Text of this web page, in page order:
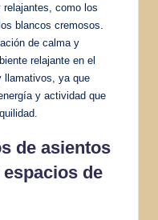
como los
blancos cremosos.
de calma y
relajante en el
llamativos, ya que
y actividad que
de asientos
de